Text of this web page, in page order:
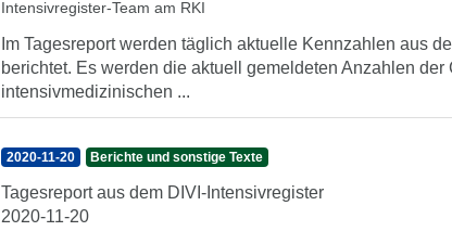
Intensivregister-Team am RKI
Im Tagesreport werden täglich aktuelle Kennzahlen aus
berichtet. Es werden die aktuell gemeldeten Anzahlen
intensivmedizinischen ...
2020-11-20 Berichte und sonstige Texte
Tagesreport aus dem DIVI-Intensivregister
2020-11-20